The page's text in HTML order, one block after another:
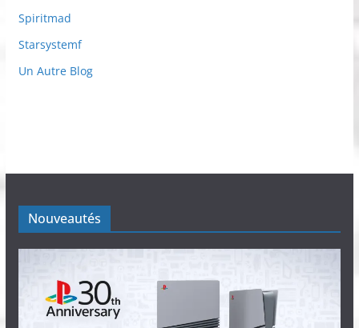
Spiritmad
Starsystemf
Un Autre Blog
Nouveautés